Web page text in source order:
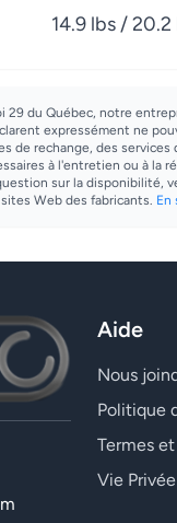
14.9 lbs / 20.2
29 du Québec, notre
expressément ne
de rechange, des services
à l'entretien ou à la
sur la disponibilité,
Web des fabricants. En
Aide
Nous
Politique
Termes
Vie Privée